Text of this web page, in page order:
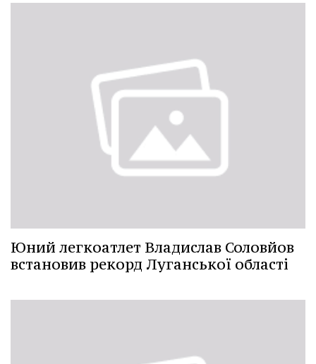
Юний легкоатлет Владислав Соловйов
встановив рекорд Луганської області